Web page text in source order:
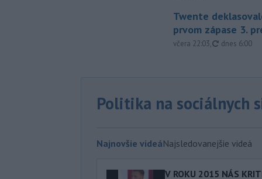
Twente
prvom zápase 3.
včera 22:03, aktualizované
dnes 6:00
Politika na sociálnych
Najnovšie videáNajsledovanejšie videá
V ROKU 2015 NÁS